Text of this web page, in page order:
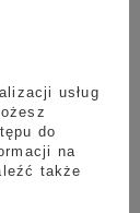
usług
do
na
także